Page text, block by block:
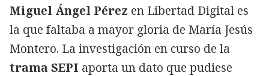
Miguel Ángel Pérez en Libertad Digital es
la que faltaba a mayor gloria de María Jesús
Montero. La investigación en curso de la
trama SEPI aporta un dato que pudiese